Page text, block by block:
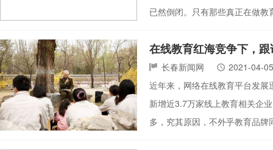
已然倒闭。只有那些真正在做
在线教育红海竞争下，
长春新闻网
2021-04-05
近年来，网络在线教育平台发
新增近3.7万家线上教育相关企
多，究其原因，不外乎教育品